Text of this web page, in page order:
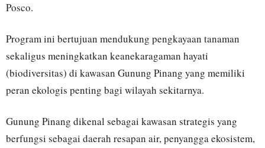
Posco.
Program ini bertujuan mendukung pengkayaan tanaman
sekaligus meningkatkan keanekaragaman hayati
(biodiversitas) di kawasan Gunung Pinang yang memiliki
peran ekologis penting bagi wilayah sekitarnya.
Gunung Pinang dikenal sebagai kawasan strategis yang
berfungsi sebagai daerah resapan air, penyangga ekosistem,